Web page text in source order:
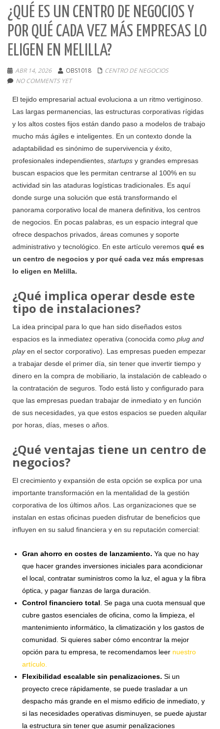
¿QUÉ ES UN CENTRO DE NEGOCIOS Y
POR QUÉ CADA VEZ MÁS EMPRESAS LO
ELIGEN EN MELILLA?
ABR 14, 2026 OBS1018
CENTRO DE NEGOCIOS
NO COMMENTS YET
El tejido empresarial actual evoluciona a un ritmo vertiginoso.
Las largas permanencias, las estructuras corporativas rígidas
y los altos costes fijos están dando paso a modelos de trabajo
mucho más ágiles e inteligentes. En un contexto donde la
adaptabilidad es sinónimo de supervivencia y éxito,
profesionales independientes, startups y grandes empresas
buscan espacios que les permitan centrarse al 100% en su
actividad sin las ataduras logísticas tradicionales. Es aquí
donde surge una solución que está transformando el
panorama corporativo local de manera definitiva, los centros
de negocios. En pocas palabras, es un espacio integral que
ofrece despachos privados, áreas comunes y soporte
administrativo y tecnológico. En este artículo veremos qué es
un centro de negocios y por qué cada vez más empresas
lo eligen en Melilla.
¿Qué implica operar desde este
tipo de instalaciones?
La idea principal para lo que han sido diseñados estos
espacios es la inmediatez operativa (conocida como plug and
playen el sector corporativo). Las empresas pueden empezar
a trabajar desde el primer día, sin tener que invertir tiempo y
dinero en la compra de mobiliario, la instalación de cableado o
la contratación de seguros. Todo está listo y configurado para
que las empresas puedan trabajar de inmediato y en función
de sus necesidades, ya que estos espacios se pueden alquilar
por horas, días, meses o años.
¿Qué ventajas tiene un centro de
negocios?
El crecimiento y expansión de esta opción se explica por una
importante transformación en la mentalidad de la gestión
corporativa de los últimos años. Las organizaciones que se
instalan en estas oficinas pueden disfrutar de beneficios que
influyen en su salud financiera y en su reputación comercial:
Gran ahorro en costes de lanzamiento. Ya que no hay
que hacer grandes inversiones iniciales para acondicionar
el local, contratar suministros como la luz, el agua y la fibra
óptica, y pagar fianzas de larga duración.
Control financiero total . Se paga una cuota mensual que
cubre gastos esenciales de oficina, como la limpieza, el
mantenimiento informático, la climatización y los gastos de
comunidad. Si quieres saber cómo encontrar la mejor
opción para tu empresa, te recomendamos leer nuestro
artículo.
Flexibilidad escalable sin penalizaciones. Si un
proyecto crece rápidamente, se puede trasladar a un
despacho más grande en el mismo edificio de inmediato, y
si las necesidades operativas disminuyen, se puede ajustar
la estructura sin tener que asumir penalizaciones